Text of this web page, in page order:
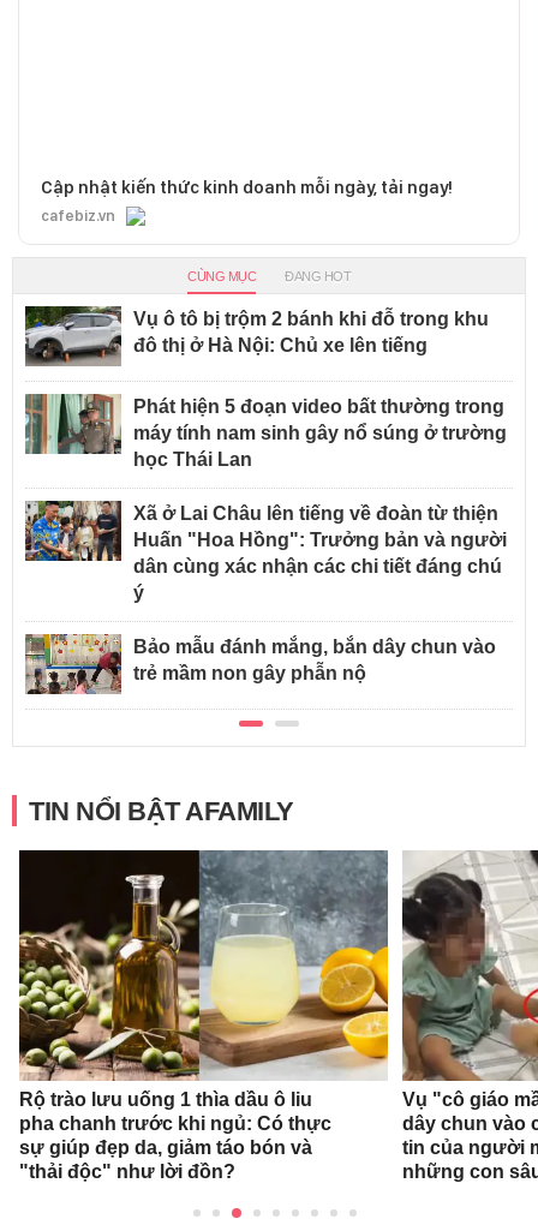
Cập nhật kiến thức kinh doanh mỗi ngày, tải ngay!
cafebiz.vn
CÙNG MỤC ĐANG HOT
Vụ ô tô bị trộm 2 bánh khi đỗ trong khu
đô thị ở Hà Nội: Chủ xe lên tiếng
Phát hiện 5 đoạn video bất thường trong
máy tính nam sinh gây nổ súng ở trường
học Thái Lan
Xã ở Lai Châu lên tiếng về đoàn từ thiện
Huấn "Hoa Hồng": Trưởng bản và người
dân cùng xác nhận các chi tiết đáng chú
ý
Bảo mẫu đánh mắng, bắn dây chun vào
trẻ mầm non gây phẫn nộ
TIN NỔI BẬT AFAMILY
Rộ trào lưu uống 1 thìa dầu ô liu
pha chanh trước khi ngủ: Có thực
sự giúp đẹp da, giảm táo bón và
"thải độc" như lời đồn?
Vụ "cô giáo
dây chun vào
tin của người
những con